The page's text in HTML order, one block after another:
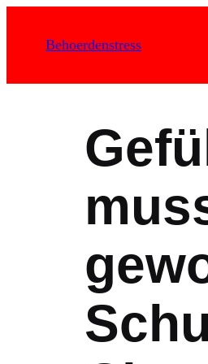
Behoerdenstress